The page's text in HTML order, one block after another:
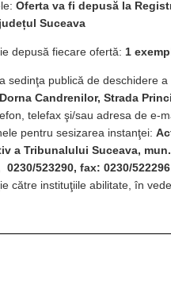
Oferta va fi depusă la
Suceava
depusă fiecare ofertă: 1
sedinţa publică de deschidere
Candrenilor, Strada
telefax şi/sau adresa de e-
pentru sesizarea instanţei:
a Tribunalului Suceava,
523290, fax: 0230/
către instituţiile abilitate, în